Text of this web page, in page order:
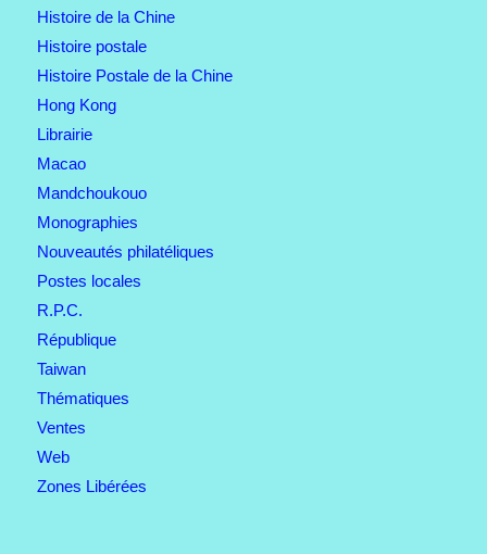
Histoire de la Chine
Histoire postale
Histoire Postale de la Chine
Hong Kong
Librairie
Macao
Mandchoukouo
Monographies
Nouveautés philatéliques
Postes locales
R.P.C.
République
Taiwan
Thématiques
Ventes
Web
Zones Libérées